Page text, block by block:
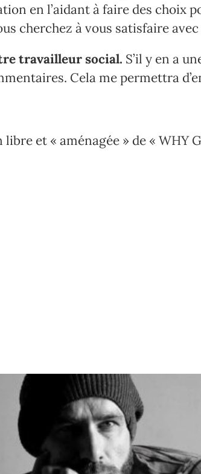
en l’aidant à faire des choix
cherchez à vous satisfaire
travailleur social. S’il y en a
Cela me permettra
et « aménagée » de « WHY